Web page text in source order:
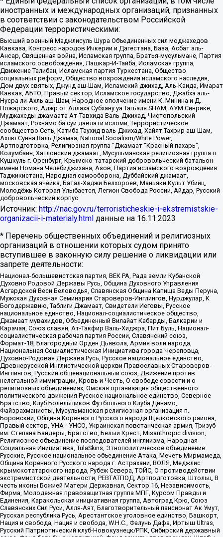
иностранных и международных организаций, признанных
в соответствии с законодательством Российской
Федерации террористическими:
Высший военный Маджлисуль Шура Объединенных сил моджахедов
Кавказа, Конгресс народов Ичкерии и Дагестана, База, Асбат аль-
Ансар, Священная война, Исламская группа, Братья-мусульмане, Партия
исламского освобождения, Лашкар-И-Тайба, Исламская группа,
Движение Талибан, Исламская партия Туркестана, Общество
социальных реформ, Общество возрождения исламского наследия,
Дом двух святых, Джунд аш-Шам, Исламский джихад, Аль-Каида, Имарат
Кавказ, АБТО, Правый сектор, Исламское государство, Джабха аль-
Нусра ли-Ахль аш-Шам, Народное ополчение имени К. Минина и Д.
Пожарского, Аджр от Аллаха Субхану уа Тагьаля SHAM, АУМ Синрике,
Муджахеды джамаата Ат-Тавхида Валь-Джихад, Чистопольский
Джамаат, Рохнамо ба суи давлати исломи, Террористическое
сообщество Сеть, Катиба Таухид валь-Джихад, Хайят Тахрир аш-Шам,
Ахлю Сунна Валь Джамаа, National Socialism/White Power,
Артподготовка, Религиозная группа “Джамаат “Красный пахарь”,
Колумбайн, Хатлонский джамаат, Мусульманская религиозная группа п.
Кушкуль г. Оренбург, Крымско-татарский добровольческий батальон
имени Номана Челебиджихана, Азов, Партия исламского возрождения
Таджикистана, Народная самооборона, Дуббайский джамаат,
московская ячейка, Батал-Хаджи Белхороев, Маньяки Культ Убийц,
Молодёжь Которая Улыбается, Легион Свобода России, Айдар, Русский
добровольческий корпус
Источник: http://nac.gov.ru/terroristicheskie-i-ekstremistskie-
organizacii-i-materialy.html данные на 16.11.2023
* Перечень общественных объединений и религиозных
организаций в отношении которых судом принято
вступившее в законную силу решение о ликвидации или
запрете деятельности:
Национал-большевистская партия, ВЕК РА, Рада земли Кубанской
Духовно Родовой Державы Русь, Община Духовного Управления
Асгардской Веси Беловодья, Славянская Община Капища Веды Перуна,
Мужская Духовная Семинария Староверов-Инглингов, Нурджулар, К
Богодержавию, Таблиги Джамаат, Свидетели Иеговы, Русское
национальное единство, Национал-социалистическое общество,
Джамаат мувахидов, Объединенный Вилайат Кабарды, Балкарии и
Карачая, Союз славян, Ат-Такфир Валь-Хиджра, Пит Буль, Национал-
социалистическая рабочая партия России, Славянский союз,
Формат-18, Благородный Орден Дьявола, Армия воли народа,
Национальная Социалистическая Инициатива города Череповца,
Духовно-Родовая Держава Русь, Русское национальное единство,
Древнерусской Инглистической церкви Православных Староверов-
Инглингов, Русский общенациональный союз, Движение против
нелегальной иммиграции, Кровь и Честь, О свободе совести и о
религиозных объединениях, Омская организация общественного
политического движения Русское национальное единство, Северное
Братство, Клуб Болельщиков Футбольного Клуба Динамо,
Файзрахманисты, Мусульманская религиозная организация п.
Боровский, Община Коренного Русского народа Щелковского района,
Правый сектор, УНА - УНСО, Украинская повстанческая армия, Тризуб
им. Степана Бандеры, Братство, Белый Крест, Misanthropic division,
Религиозное объединение последователей инглиизма, Народная
Социальная Инициатива, TulaSkins, Этнополитическое объединение
Русские, Русское национальное объединение Атака, Мечеть Мирмамеда,
Община Коренного Русского народа г. Астрахани, ВОЛЯ, Меджлис
крымскотатарского народа, Рубеж Севера, ТОЙС, О противодействии
экстремистской деятельности, РЕВТАТПОД, Артподготовка, Штольц, В
честь иконы Божией Матери Державная, Сектор 16, Независимость,
Фирма, Молодежная правозащитная группа МПГ, Курсом Правды и
Единения, Каракольская инициативная группа, Автоград Крю, Союз
Славянских Сил Руси, Алля-Аят, Благотворительный пансионат Ак Умут,
Русская республика Русь, Арестантское уголовное единство, Башкорт,
Нация и свобода, Нация и свобода, W.H.С., Фалунь Дафа, Иртыш Ultras,
Русский Патриотический клуб-Новокузнецк/РПК, Сибирский державный